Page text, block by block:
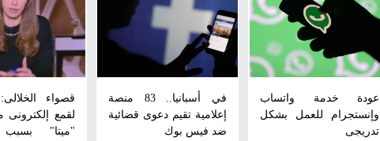
عودة خدمة واتساب
وإنستجرام للعمل بشكل
تدريجى
في أسبانيا.. 83 منصة
إعلامية تقيم دعوى قضائية
ضد فيس بوك
قصواء
لقمع
"ميتا" بسبب